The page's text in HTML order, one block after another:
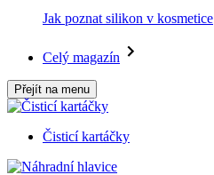
Jak poznat silikon v kosmetice
Celý magazín
Přejít na menu
Čisticí kartáčky